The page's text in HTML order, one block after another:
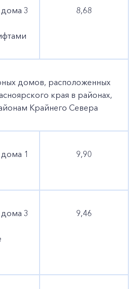
клиентам
3
8,68
домов, расположенных
края в районах,
Крайнего Севера
1
9,90
3
9,46